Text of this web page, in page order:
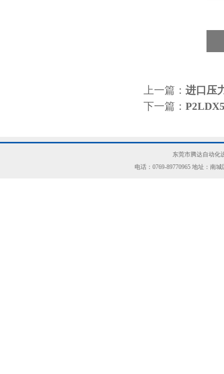
上一篇： 进口压
下一篇：
东莞市腾达自动化
电话：0769-89770965 地址：南